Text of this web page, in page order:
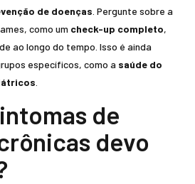
de doenças . Pergunte sobre a
como um check-up completo,
ao longo do tempo. Isso é ainda
específicos, como a saúde do
de
devo